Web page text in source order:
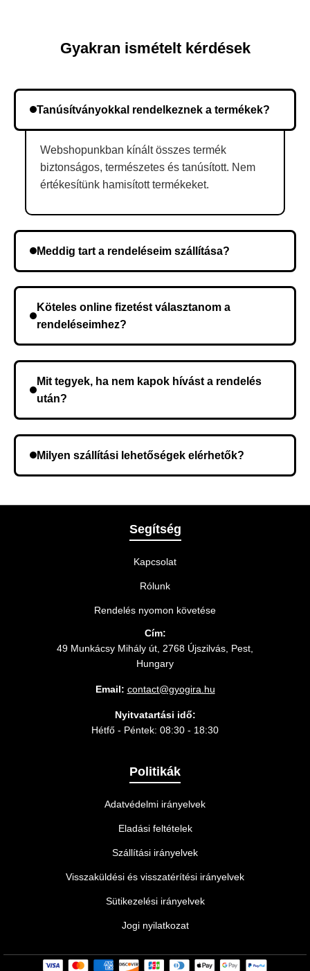
Gyakran ismételt kérdések
Tanúsítványokkal rendelkeznek a termékek?
Webshopunkban kínált összes termék
biztonságos, természetes és tanúsított. Nem
értékesítünk hamisított termékeket.
Meddig tart a rendeléseim szállítása?
kerül, és ez az időtartam függ a szállítási címtől.
Köteles online fizetést választanom a
rendeléseimhez?
Mit tegyek, ha nem kapok hívást a rendelés
után?
meg a rendelést.
Milyen szállítási lehetőségek elérhetők?
legmegfelelőbb szállítási módot.
Segítség
Kapcsolat
Rólunk
Rendelés nyomon követése
Cím:
49 Munkácsy Mihály út, 2768 Újszilvás, Pest,
Hungary
Email: contact@gyogira.hu
Nyitvatartási idő:
Hétfő - Péntek: 08:30 - 18:30
Politikák
Adatvédelmi irányelvek
Eladási feltételek
Szállítási irányelvek
Visszaküldési és visszatérítési irányelvek
Sütikezelési irányelvek
Jogi nyilatkozat